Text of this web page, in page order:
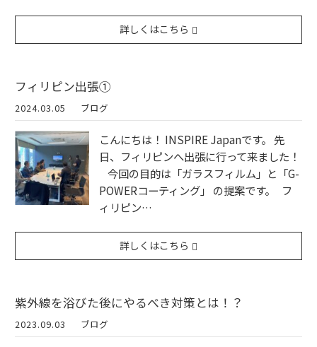
詳しくはこちら
フィリピン出張①
2024.03.05 ブログ
こんにちは！ INSPIRE Japanです。 先
日、フィリピンへ出張に行って来ました！
今回の目的は「ガラスフィルム」と「G-
POWERコーティング」 の提案です。 フ
ィリピン…
詳しくはこちら
紫外線を浴びた後にやるべき対策とは！？
2023.09.03 ブログ